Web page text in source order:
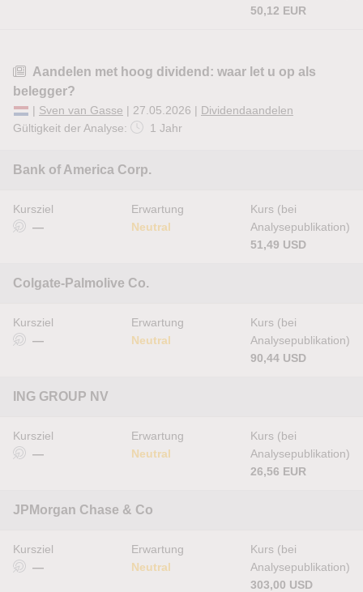
50,12 EUR
Aandelen met hoog dividend: waar let u op als
belegger?
| Sven van Gasse | 27.05.2026 | Dividendaandelen
Gültigkeit der Analyse:
1 Jahr
Bank of America Corp.
Kursziel
—
Erwartung
Neutral
Kurs (bei
Analysepublikation)
51,49 USD
Colgate-Palmolive Co.
Kursziel
—
Erwartung
Neutral
Kurs (bei
Analysepublikation)
90,44 USD
ING GROUP NV
Kursziel
—
Erwartung
Neutral
Kurs (bei
Analysepublikation)
26,56 EUR
JPMorgan Chase & Co
Kursziel
—
Erwartung
Neutral
Kurs (bei
Analysepublikation)
303,00 USD